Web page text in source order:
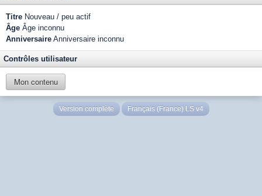
Titre Nouveau / peu actif
Âge Âge inconnu
Anniversaire Anniversaire inconnu
Contrôles utilisateur
Mon contenu
Version complète Français (France) LS v4